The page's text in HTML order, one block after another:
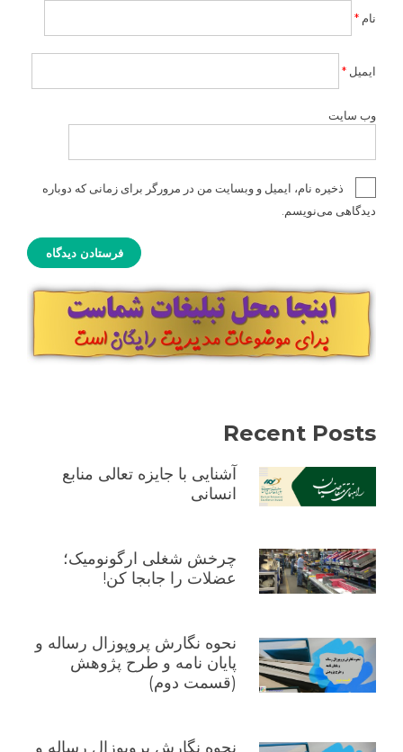
نام *
ایمیل *
وب‌ سایت
ذخیره نام، ایمیل و وبسایت من در مرورگر برای زمانی که دوباره
دیدگاهی می‌نویسم.
Recent Posts
آشنایی با جایزه تعالی منابع
انسانی
چرخش شغلی ارگونومیک؛
عضلات را جابجا کن!
نحوه نگارش پروپوزال رساله و
پایان نامه و طرح پژوهش
(قسمت دوم)
نحوه نگارش پروپوزال رساله و